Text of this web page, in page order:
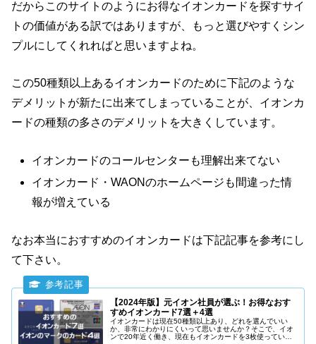
だからこのサイトのようにお得なイオンカードを探すサイ
トの価値がある訳ではありますが、もっと選びやすくシン
プルにしてくれればと思いますよね。
この50種類以上あるイオンカードのために下記のような
デメリットが新たに出来てしまっていることが、イオンカ
ードの種類の多さのデメリットを大きくしています。
イオンカードのコールセンターも理解出来てない
イオンカード・WAONのホームページも間違った情
報が増えている
なお本当におすすめのイオンカードは下記記事を参考にし
て下さい。
【2024年版】元イオン社員が選ぶ！お得なおす
すめイオンカード7選＋4選
イオンカードは現在50種類以上あり、どれを選んでいい
か、非常にわかりにくいって思いませんか？そこで、イオ
ンで20年近く働き、現在もイオンカードを3枚使っている